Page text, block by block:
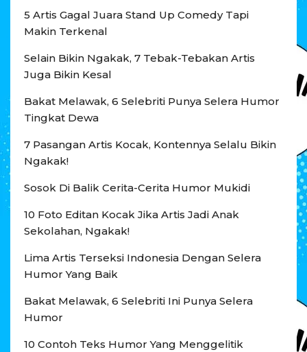
5 Artis Gagal Juara Stand Up Comedy Tapi
Makin Terkenal
Selain Bikin Ngakak, 7 Tebak-Tebakan Artis
Juga Bikin Kesal
Bakat Melawak, 6 Selebriti Punya Selera Humor
Tingkat Dewa
7 Pasangan Artis Kocak, Kontennya Selalu Bikin
Ngakak!
Sosok Di Balik Cerita-Cerita Humor Mukidi
10 Foto Editan Kocak Jika Artis Jadi Anak
Sekolahan, Ngakak!
Lima Artis Terseksi Indonesia Dengan Selera
Humor Yang Baik
Bakat Melawak, 6 Selebriti Ini Punya Selera
Humor
10 Contoh Teks Humor Yang Menggelitik